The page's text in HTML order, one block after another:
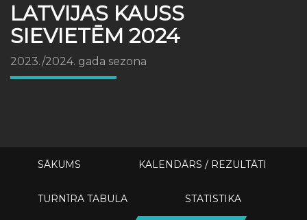
LATVIJAS KAUSS
SIEVIETĒM 2024
2023./2024. gada sezona
SĀKUMS KALENDĀRS / REZULTĀTI
TURNĪRA TABULA STATISTIKA